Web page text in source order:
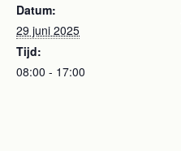
Datum:
29 juni 2025
Tijd:
08:00 - 17:00